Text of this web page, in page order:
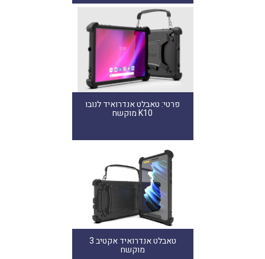
פרטי: טאבלט אנדרואיד לנובו
K10 מוקשח
טאבלט אנדרואיד אקטיב 3
מוקשח